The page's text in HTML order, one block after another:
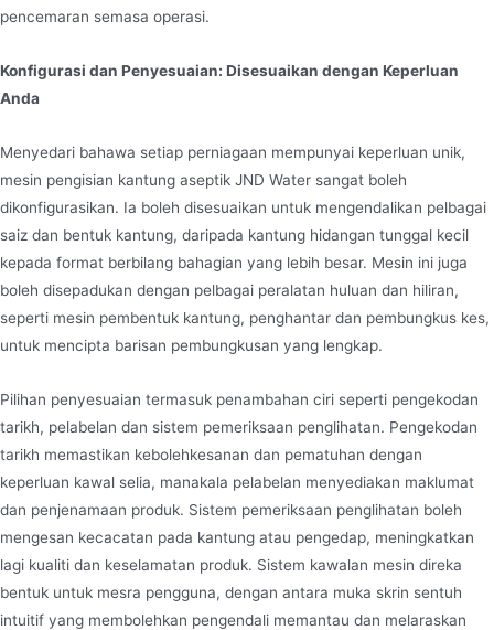
pencemaran semasa operasi.
Konfigurasi dan Penyesuaian: Disesuaikan dengan Keperluan
Anda
Menyedari bahawa setiap perniagaan mempunyai keperluan unik,
mesin pengisian kantung aseptik JND Water sangat boleh
dikonfigurasikan. Ia boleh disesuaikan untuk mengendalikan pelbagai
saiz dan bentuk kantung, daripada kantung hidangan tunggal kecil
kepada format berbilang bahagian yang lebih besar. Mesin ini juga
boleh disepadukan dengan pelbagai peralatan huluan dan hiliran,
seperti mesin pembentuk kantung, penghantar dan pembungkus kes,
untuk mencipta barisan pembungkusan yang lengkap.
Pilihan penyesuaian termasuk penambahan ciri seperti pengekodan
tarikh, pelabelan dan sistem pemeriksaan penglihatan. Pengekodan
tarikh memastikan kebolehkesanan dan pematuhan dengan
keperluan kawal selia, manakala pelabelan menyediakan maklumat
dan penjenamaan produk. Sistem pemeriksaan penglihatan boleh
mengesan kecacatan pada kantung atau pengedap, meningkatkan
lagi kualiti dan keselamatan produk. Sistem kawalan mesin direka
bentuk untuk mesra pengguna, dengan antara muka skrin sentuh
intuitif yang membolehkan pengendali memantau dan melaraskan